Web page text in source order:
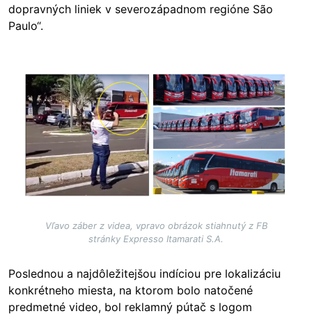
dopravných liniek v severozápadnom regióne São
Paulo“.
Image
Vľavo záber z videa, vpravo obrázok stiahnutý z FB
stránky Expresso Itamarati S.A.
Poslednou a najdôležitejšou indíciou pre lokalizáciu
konkrétneho miesta, na ktorom bolo natočené
predmetné video, bol reklamný pútač s logom